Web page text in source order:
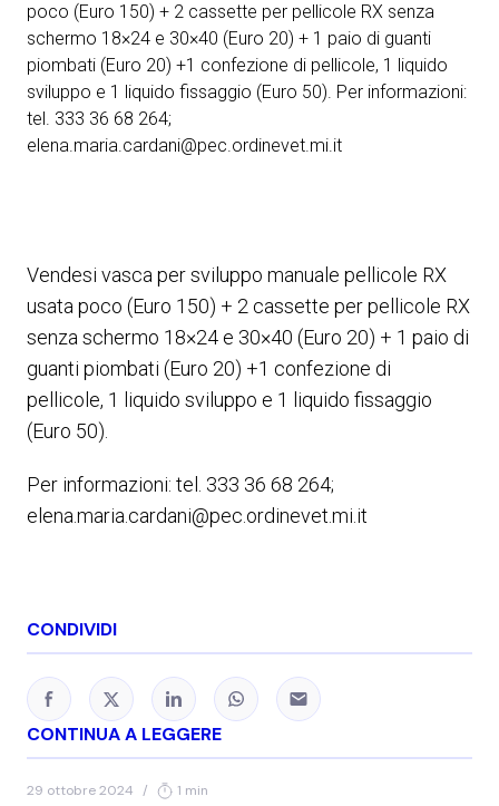
poco (Euro 150) + 2 cassette per pellicole RX senza
schermo 18×24 e 30×40 (Euro 20) + 1 paio di guanti
piombati (Euro 20) +1 confezione di pellicole, 1 liquido
sviluppo e 1 liquido fissaggio (Euro 50). Per informazioni:
tel. 333 36 68 264;
elena.maria.cardani@pec.ordinevet.mi.it
Vendesi vasca per sviluppo manuale pellicole RX
usata poco (Euro 150) + 2 cassette per pellicole RX
senza schermo 18×24 e 30×40 (Euro 20) + 1 paio di
guanti piombati (Euro 20) +1 confezione di
pellicole, 1 liquido sviluppo e 1 liquido fissaggio
(Euro 50).
Per informazioni: tel. 333 36 68 264;
elena.maria.cardani@pec.ordinevet.mi.it
CONTINUA A LEGGERE
29 ottobre 2024 / 1 min
CONDIVIDI